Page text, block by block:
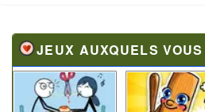
JEUX AUXQUELS VOUS